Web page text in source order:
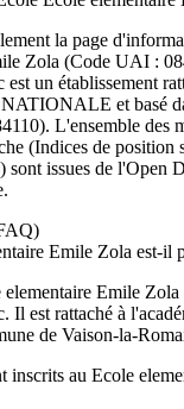
la page
Zola (Code UAI :
est un établissement
et basé
). L'ensemble des
(Indices de position
sont issues de l'Open
Emile Zola est-il
Emile Zola
Il est rattaché à
de Vaison-la-
inscrits au Ecole